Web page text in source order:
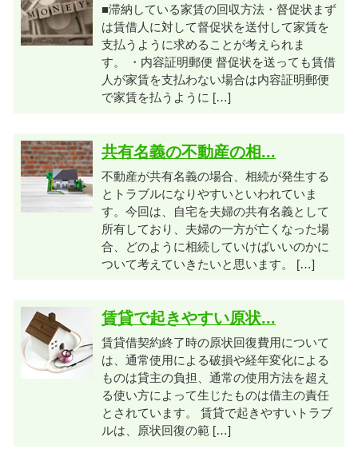
■滞納している家賃の回収方法・督促状まず
は賃借人に対して督促状を送付して家賃を
支払うように求めることが考えられま
す。 ・内容証明郵便 督促状を送っても賃借
人が家賃を支払わない場合は内容証明郵便
で家賃を払うように […]
共有名義の不動産の相...
不動産が共有名義の場合、相続が発生する
とトラブルになりやすいといわれていま
す。今回は、自宅を夫婦の共有名義として
所有しており、夫婦の一方が亡くなった場
合、どのように相続していけばいいのかに
ついて考えていきたいと思います。 […]
賃貸で起きやすい原状...
賃貸借契約終了時の原状回復費用について
は、通常使用による破損や経年変化による
ものは貸主の負担、通常の使用方法を超え
る使い方によって生じたものは借主の責任
とされています。 賃貸で起きやすいトラブ
ルは、原状回復の範 […]